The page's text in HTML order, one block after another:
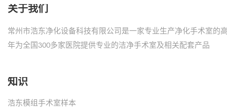
关于我们
常州市浩东净化设备科技有限公司是一家专业生产净化手术室的
年为全国300多家医院提供专业的洁净手术室及相关配套产品
知识
浩东模组手术室样本